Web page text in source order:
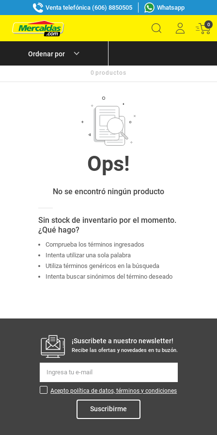
Venta telefónica (606) 8850505 Whatsapp
0
0 productos
No se encontró ningún producto
Sin stock de inventario por el momento.
¿Qué hago?
Comprueba los términos ingresados
Intenta utilizar una sola palabra
Utiliza términos genéricos en la búsqueda
Intenta buscar sinónimos del término deseado
¡Suscribete a nuestro newsletter!
Recibe las ofertas y novedades en tu buzón.
Acepto política de datos, términos y condiciones
Suscribirme